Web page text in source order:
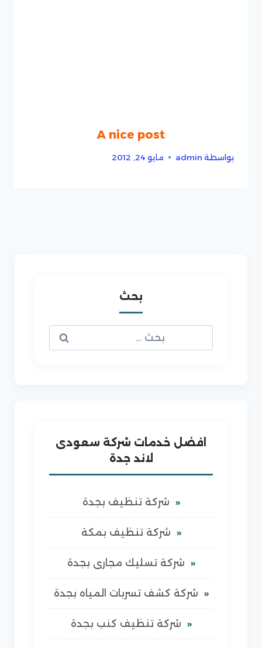
A nice post
بواسطة admin مايو 24, 2012
بحث
عن:
افضل خدمات شركة سعودى
لاند جدة
شركة تنظيف بجدة
شركة تنظيف بمكة
شركة تسليك مجارى بجدة
شركة كشف تسربات المياه بجدة
شركة تنظيف كنب بجدة